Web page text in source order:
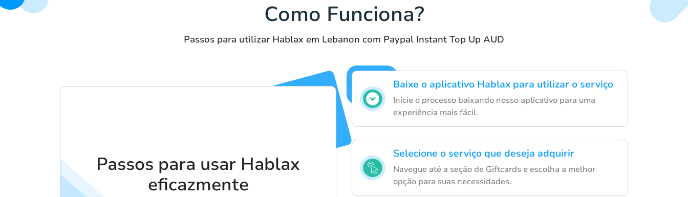
Como Funciona?
Passos para utilizar Hablax em Lebanon com Paypal Instant Top Up AUD
Baixe o aplicativo Hablax para utilizar o serviço
Inicie o processo baixando nosso aplicativo para uma
experiência mais fácil.
Selecione o serviço que deseja adquirir
Navegue até a seção de Giftcards e escolha a melhor
opção para suas necessidades.
Passos para usar Hablax
eficazmente